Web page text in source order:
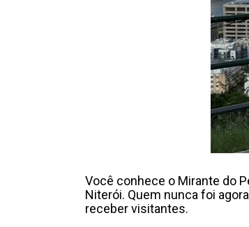
Você conhece o Mirante do
Niterói. Quem nunca foi
receber visitantes.